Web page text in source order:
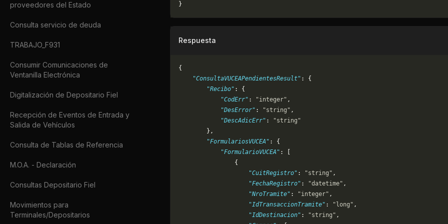
proveedores del Estado
Consulta servicio de deuda
TRABAJO_F931
Consumir Comunicaciones de
Ventanilla Electrónica
Digitalización de Depositario Fiel
Recepción de Eventos de Entrada y
Salida de Vehículos
Consulta de Tablas de Referencia
M.O.A. - Declaración
Consultas Depositario Fiel
Movimientos para
Terminales/Depositarios
}
Respuesta
{
    "ConsultaVUCEAPendientesResult"
: {
        "Recibo"
: {
            "CodErr"
: "integer" ,
            "DesError"
: "string" ,
            "DescAdicErr"
:
"string"
        },
        "FormulariosVUCEA"
: {
            "FormularioVUCEA"
: [
                {
                    "CuitRegistro"
: "string" ,
                    "FechaRegistro"
: "datetime" ,
                    "NroTramite"
: "integer" ,
                    "IdTransaccionTramite"
: "long" ,
                    "IdDestinacion"
: "string" ,